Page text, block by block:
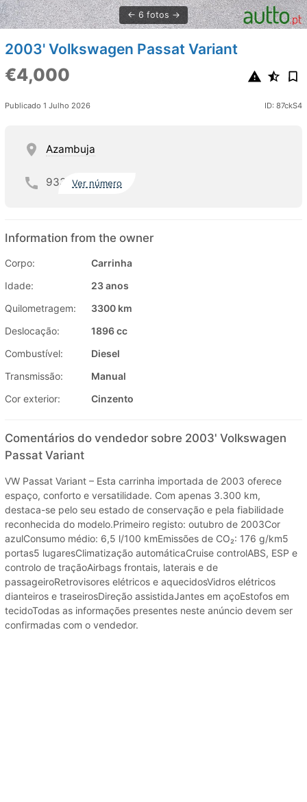
6 fotos
2003' Volkswagen Passat Variant
€4,000
Publicado 1 Julho 2026 ID: 87ckS4
Azambuja
933 Ver número
Information from the owner
Corpo:
Carrinha
Idade:
23 anos
Quilometragem:
3300 km
Deslocação:
1896 cc
Combustível:
Diesel
Transmissão:
Manual
Cor exterior:
Cinzento
Comentários do vendedor sobre 2003' Volkswagen
Passat Variant
VW Passat Variant – Esta carrinha importada de 2003 oferece
espaço, conforto e versatilidade. Com apenas 3.300 km,
destaca-se pelo seu estado de conservação e pela fiabilidade
reconhecida do modelo.Primeiro registo: outubro de 2003Cor
azulConsumo médio: 6,5 l/100 kmEmissões de CO₂: 176 g/km5
portas5 lugaresClimatização automáticaCruise controlABS, ESP e
controlo de traçãoAirbags frontais, laterais e de
passageiroRetrovisores elétricos e aquecidosVidros elétricos
dianteiros e traseirosDireção assistidaJantes em açoEstofos em
tecidoTodas as informações presentes neste anúncio devem ser
confirmadas com o vendedor.